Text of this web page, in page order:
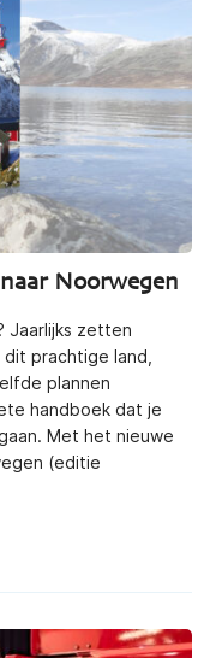
Noorwegen
Jaarlijks zetten
prachtige land,
plannen
handboek dat je
Met het nieuwe
(editie